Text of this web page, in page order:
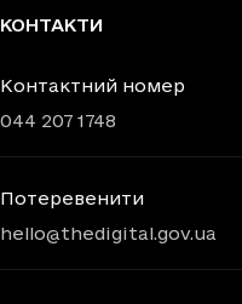
КОНТАКТИ
Контактний номер
044 207 1748
Потеревенити
hello@thedigital.gov.ua